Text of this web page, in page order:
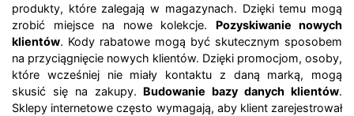
produkty, które zalegają w magazynach. Dzięki temu mogą
zrobić miejsce na nowe kolekcje. Pozyskiwanie nowych
klientów. Kody rabatowe mogą być skutecznym sposobem
na przyciągnięcie nowych klientów. Dzięki promocjom, osoby,
które wcześniej nie miały kontaktu z daną marką, mogą
skusić się na zakupy. Budowanie bazy danych klientów.
Sklepy internetowe często wymagają, aby klient zarejestrował